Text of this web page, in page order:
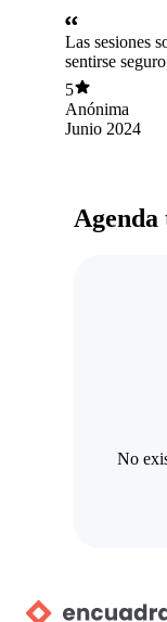
Las sesiones
sentirse
5
Anónima
Junio 2024
No